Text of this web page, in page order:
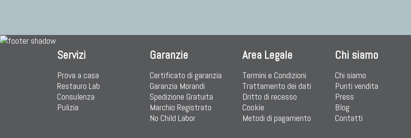
Servizi
Prova a casa
Restauro Lab
Consulenza
Pulizia
Garanzie
Certificato di garanzia
Garanzia Morandi
Spedizione Gratuita
Marchio Registrato
No Child Labor
Area Legale
Termini e Condizioni
Trattamento dei dati
Dritto di recesso
Cookie
Metodi di pagamento
Chi siamo
Chi siamo
Punti vendita
Press
Blog
Contatti